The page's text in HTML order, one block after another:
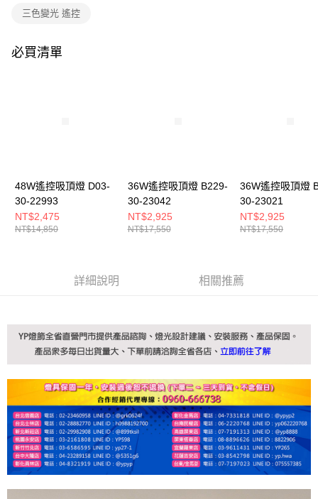
客戶支援中心」https://netprotections.freshdesk.com/support/home
１．透過由恩沛科技股份有限公司提供之「AFTEE先享後付」服務完成之交
５．嚴禁一人註冊多個帳號或使用他人資訊註冊。若發現惡意使用之情形，
恩沛科技股份有限公司將有權停止該用戶之使用額度並採取法律行動。
三色變光 遙控
必買清單
48W遙控吸頂燈 D03-
30-22993
NT$2,475
NT$14,850
36W遙控吸頂燈 B229-
30-23042
NT$2,925
NT$17,550
36W遙控吸頂燈
30-23021
NT$2,925
NT$17,550
詳細說明 相關推薦